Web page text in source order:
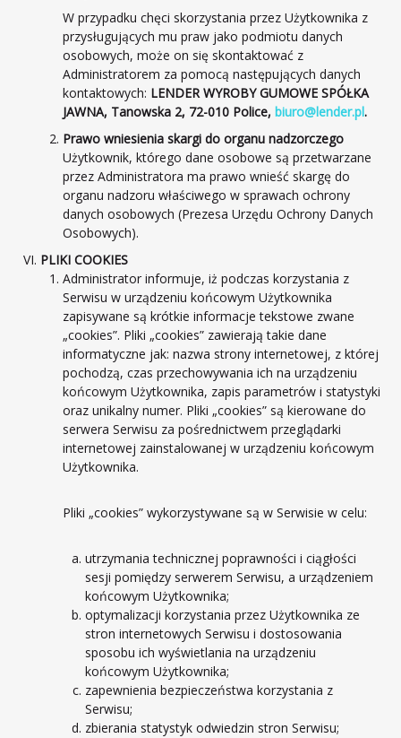
W przypadku chęci skorzystania przez Użytkownika z
przysługujących mu praw jako podmiotu danych
osobowych, może on się skontaktować z
Administratorem za pomocą następujących danych
kontaktowych: LENDER WYROBY GUMOWE SPÓŁKA
JAWNA, Tanowska 2, 72-010 Police, biuro@lender.pl.
Prawo wniesienia skargi do organu nadzorczego
Użytkownik, którego dane osobowe są przetwarzane
przez Administratora ma prawo wnieść skargę do
organu nadzoru właściwego w sprawach ochrony
danych osobowych (Prezesa Urzędu Ochrony Danych
Osobowych).
PLIKI COOKIES
Administrator informuje, iż podczas korzystania z
Serwisu w urządzeniu końcowym Użytkownika
zapisywane są krótkie informacje tekstowe zwane
„cookies”. Pliki „cookies” zawierają takie dane
informatyczne jak: nazwa strony internetowej, z której
pochodzą, czas przechowywania ich na urządzeniu
końcowym Użytkownika, zapis parametrów i statystyki
oraz unikalny numer. Pliki „cookies” są kierowane do
serwera Serwisu za pośrednictwem przeglądarki
internetowej zainstalowanej w urządzeniu końcowym
Użytkownika.
Pliki „cookies” wykorzystywane są w Serwisie w celu:
utrzymania technicznej poprawności i ciągłości
sesji pomiędzy serwerem Serwisu, a urządzeniem
końcowym Użytkownika;
optymalizacji korzystania przez Użytkownika ze
stron internetowych Serwisu i dostosowania
sposobu ich wyświetlania na urządzeniu
końcowym Użytkownika;
zapewnienia bezpieczeństwa korzystania z
Serwisu;
zbierania statystyk odwiedzin stron Serwisu;